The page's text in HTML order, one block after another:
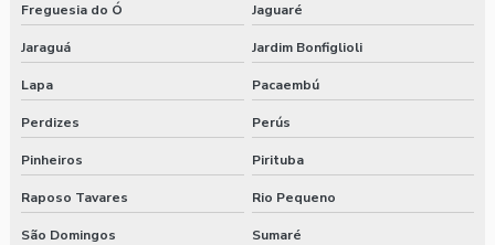
Freguesia do Ó Jaguaré
Jaraguá Jardim Bonfiglioli
Lapa Pacaembú
Perdizes Perús
Pinheiros Pirituba
Raposo Tavares Rio Pequeno
São Domingos Sumaré